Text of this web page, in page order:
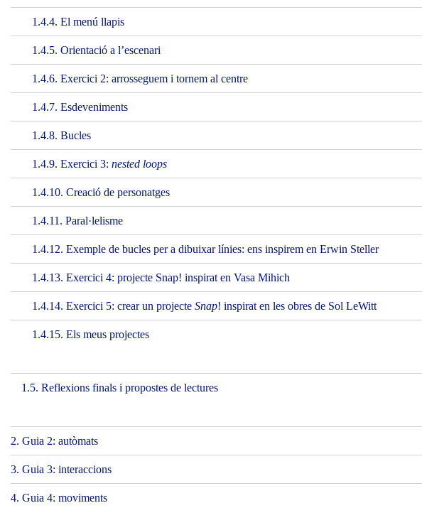
1.4.4. El menú llapis
1.4.5. Orientació a l’escenari
1.4.6. Exercici 2: arrosseguem i tornem al centre
1.4.7. Esdeveniments
1.4.8. Bucles
1.4.9. Exercici 3: nested loops
1.4.10. Creació de personatges
1.4.11. Paral·lelisme
1.4.12. Exemple de bucles per a dibuixar línies: ens inspirem en Erwin Steller
1.4.13. Exercici 4: projecte Snap! inspirat en Vasa Mihich
1.4.14. Exercici 5: crear un projecte Snap! inspirat en les obres de Sol LeWitt
1.4.15. Els meus projectes
1.5. Reflexions finals i propostes de lectures
2. Guia 2: autòmats
3. Guia 3: interaccions
4. Guia 4: moviments